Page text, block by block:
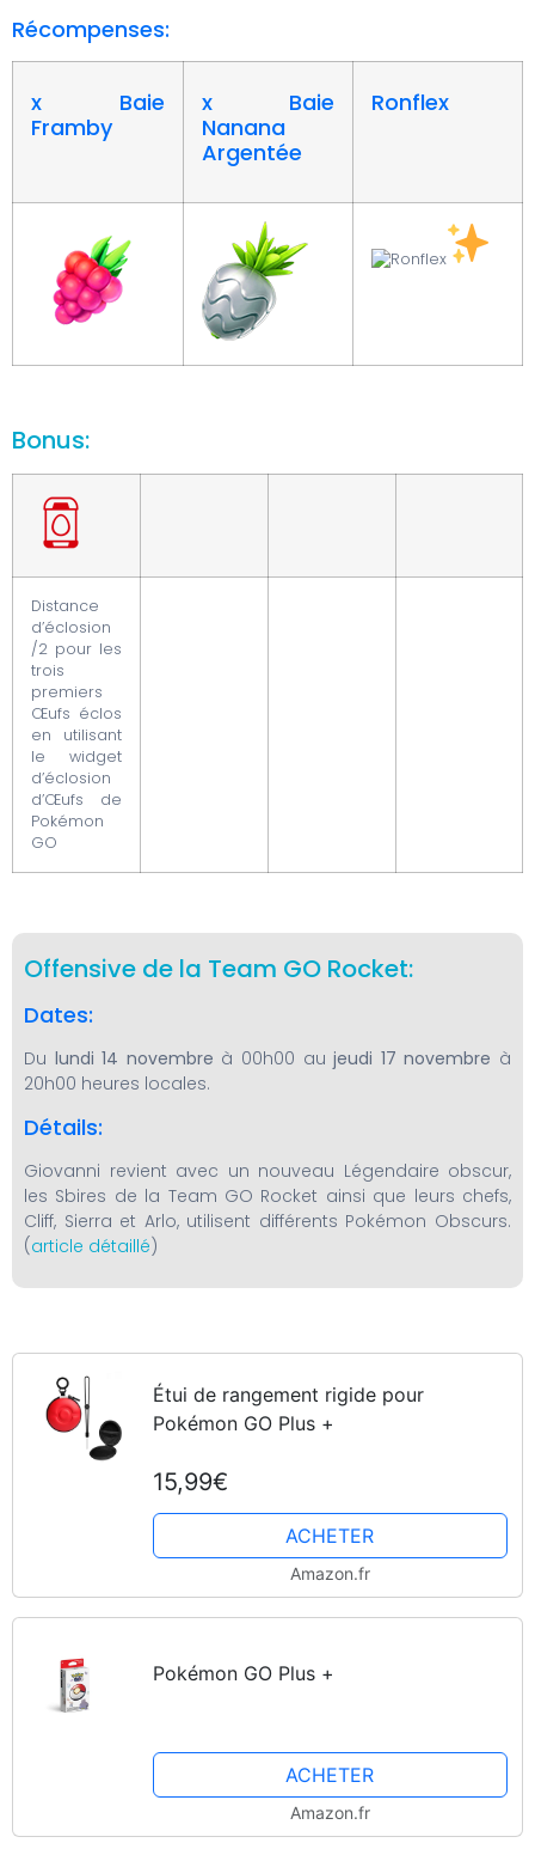
Récompenses:
x Baie
Framby
x Baie
Nanana
Argentée
Ronflex
Bonus:
Distance
d’éclosion
/2 pour les
trois
premiers
Œufs éclos
en utilisant
le widget
d’éclosion
d’Œufs de
Pokémon
GO
Offensive de la Team GO Rocket:
Dates:
Du lundi 14 novembre à 00h00 aujeudi 17 novembre à
20h00 heures locales.
Détails:
Giovanni revient avec un nouveau Légendaire obscur,
les Sbires de la Team GO Rocket ainsi que leurs chefs,
Cliff, Sierra et Arlo, utilisent différents Pokémon Obscurs.
(article détaillé)
Étui de rangement rigide pour
Pokémon GO Plus +
15,99€
ACHETER
Amazon.fr
Pokémon GO Plus +
ACHETER
Amazon.fr